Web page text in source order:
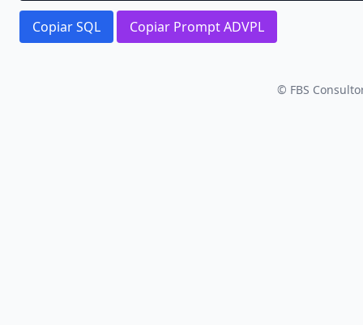
Copiar SQL Copiar Prompt ADVPL
© FBS